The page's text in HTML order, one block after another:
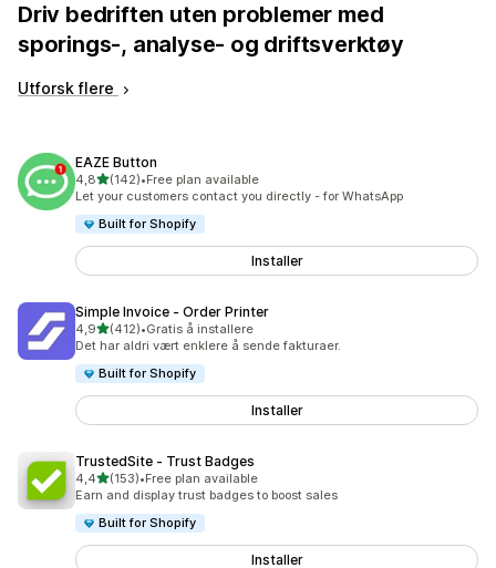
Driv bedriften uten problemer med
sporings-, analyse- og driftsverktøy
Utforsk flere
EAZE Button
4,8av 5 stjerner
(142)
Totalt 142 omtaler
•Free plan available
Let your customers contact you directly - for WhatsApp
Built for Shopify
Installer
Simple Invoice ‑ Order Printer
4,9av 5 stjerner
(412)
Totalt 412 omtaler
•Gratis å installere
Det har aldri vært enklere å sende fakturaer.
Built for Shopify
Installer
TrustedSite ‑ Trust Badges
4,4av 5 stjerner
(153)
Totalt 153 omtaler
•Free plan available
Earn and display trust badges to boost sales
Built for Shopify
Installer